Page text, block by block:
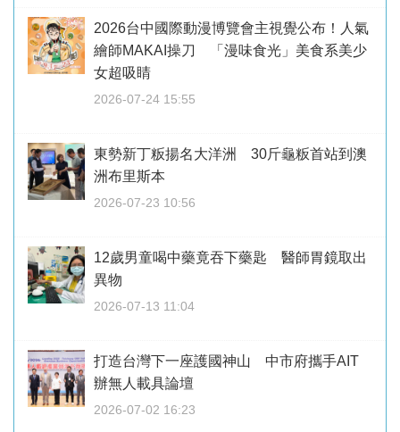
2026台中國際動漫博覽會主視覺公布！人氣
繪師MAKAI操刀 「漫味食光」美食系美少
女超吸睛
2026-07-24 15:55
東勢新丁粄揚名大洋洲 30斤龜粄首站到澳
洲布里斯本
2026-07-23 10:56
12歲男童喝中藥竟吞下藥匙 醫師胃鏡取出
異物
2026-07-13 11:04
打造台灣下一座護國神山 中市府攜手AIT
辦無人載具論壇
2026-07-02 16:23